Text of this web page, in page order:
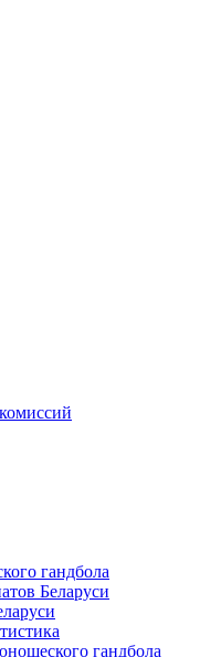
гандбола
Беларуси
гандбола